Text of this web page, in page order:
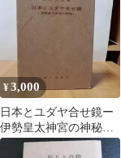
論/菩薩信仰/観音信仰/
宗教哲学/精神文化/祈
祷/信心/思想書/宗教書
C4Z8K7 aaB98ynm8
¥3,000
日本とユダヤ合せ鏡ー
伊勢皇太神宮の神秘
（1973年）